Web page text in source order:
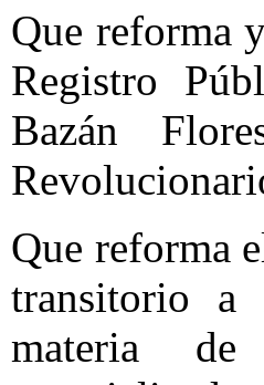
Que reforma
Registro
Bazán
Que reforma
transitorio a
materia de